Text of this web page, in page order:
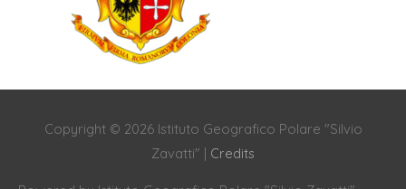
Copyright © 2026 Istituto Geografico Polare "Silvio
Zavatti" | Credits